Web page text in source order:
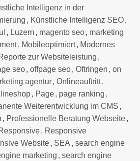
Intelligenz in der
, Künstliche Intelligenz SEO,
, Luzern , magento seo, marketing
, Mobileoptimiert, Modernes
zur Websiteleistung ,
seo, offpage seo, Oftringen , on
agentur, Onlineauftritt,
, Page, page ranking ,
Weiterentwicklung im CMS ,
, Professionelle Beratung Webseite,
, Responsive
Website, SEA , search engine
marketing , search engine